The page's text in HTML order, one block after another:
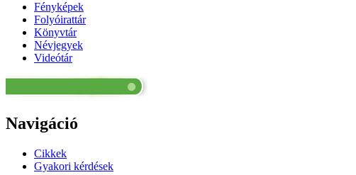
Fényképek
Folyóirattár
Könyvtár
Névjegyek
Videótár
Navigáció
Cikkek
Gyakori kérdések